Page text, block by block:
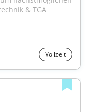
& TGA
Vollzeit